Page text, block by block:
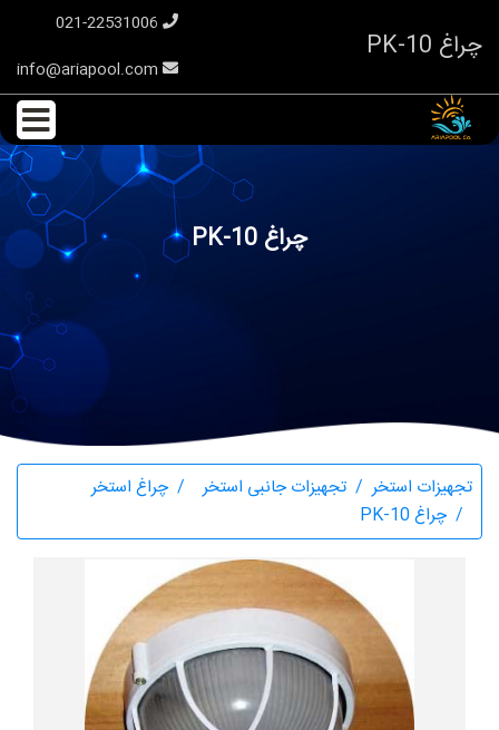
چراغ PK-10
چراغ PK-10
تجهیزات استخر تجهیزات جانبی استخر
چراغ استخر
چراغ PK-10